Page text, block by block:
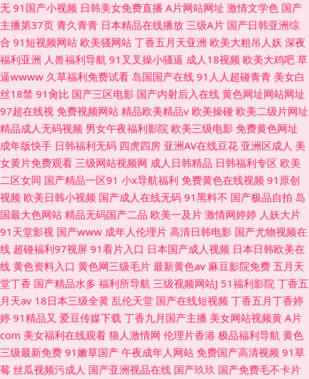
无 91国产小视频 日韩美女免费直播 A片网站网址 激情文学色 国产
主播第37页 青久青青 日本精品在线播放 三级A片 国产日韩亚洲综
合 91短视频网站 欧美骚网站 丁香五月天亚洲 欧美大粗吊人妖 深夜
福利亚洲 人兽福利导航 91叉叉操小骚逼 成人18视频 欧美大鸡吧 草
逼wwww 久草福利免费试看 岛国国产在线 91人人超碰青青 美女白
丝18禁 91肏比 国产三区电影 国产内射后入在线 黄色网址网站网址
97超在线视 免费视频网站 精品欧美精品v 欧美操碰 欧美二级片网址
精品成人无码视频 男女午夜福利影院 欧美三级电影 免费黄色网址
成年版快手 日韩福利无码 四虎四房 亚洲AV在线豆花 亚洲区成人 美
女黄片免费观看 三级网站视频网 成人日韩精品 日韩福利专区 欧美
二区女同 国产精品一区91 小x导航福利 免费黄色在线视频 91原创
视频 欧美日韩小视频 国产成人在线无码 91黑料不 国产极品自拍 岛
国最大色网站 精品无码国产二品 欧美一及片 激情网婷婷 人妖大片
91天堂影视 国产www 成年人伦理片 高清日韩电影 国产尤物视频在
线 超碰福利97视屏 91看片入口 日本国产成人视频 日本日韩欧美在
线 黄色资料入口 黄色网三级毛片 最新黄色av 麻豆影院免费 五月天
堂丁香 国产精品水多 福利所导航 三级视频网站J 51福利影院 丁香五
月天av 18日本三级全黄 乱伦天堂 国产在线短视频 丁香五月丁香婷
婷 91精品又 爱豆传媒下载 丁香九月国产主播 美女网站视频黄 A片
com 美女福利在线观看 狼人激情网 伦理片香港 极品福利导航 黄色
三级最新免费 91嫩草国产 午夜成年人网站 免费国产高清视频 91草
莓 丝瓜视频污成人 国产亚洲视品在线 国产玖玖 国产免费毛不卡片